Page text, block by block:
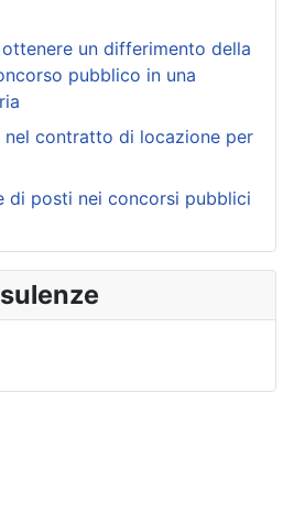
un differimento della
pubblico in una
nel contratto di locazione per
di posti nei concorsi pubblici